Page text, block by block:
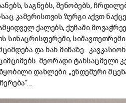
საგნებს, შენობებს,
კამერისთვის ზურგი აქვთ
ქალებს, ქუჩაში
სინაცრისფერეში,
და ხან მიწაზე...
მეორადი ტანსაცმელი
დახლები. „ენდემური